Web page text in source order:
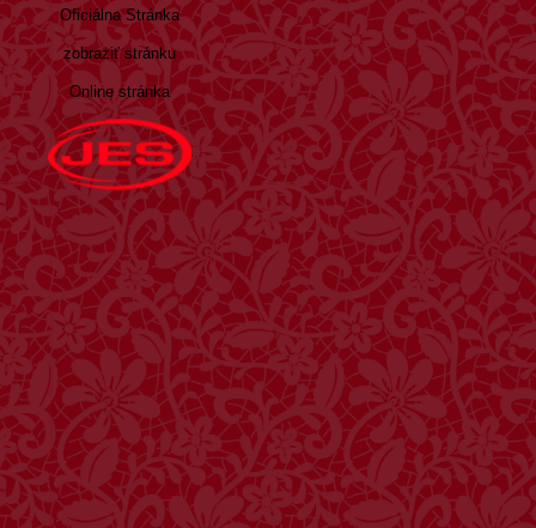
Oficiálna Stránka
zobraziť stránku
Online stránka